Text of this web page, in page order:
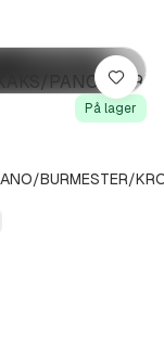
På lager
BURMESTER/
Lagre